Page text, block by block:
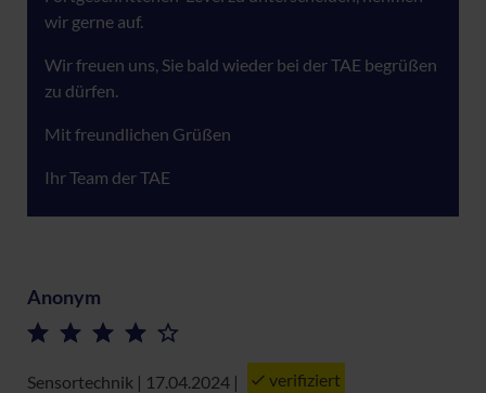
wir gerne auf.
Wir freuen uns, Sie bald wieder bei der TAE begrüßen
zu dürfen.
Mit freundlichen Grüßen
Ihr Team der TAE
Anonym
Sensortechnik | 17.04.2024 | verifiziert